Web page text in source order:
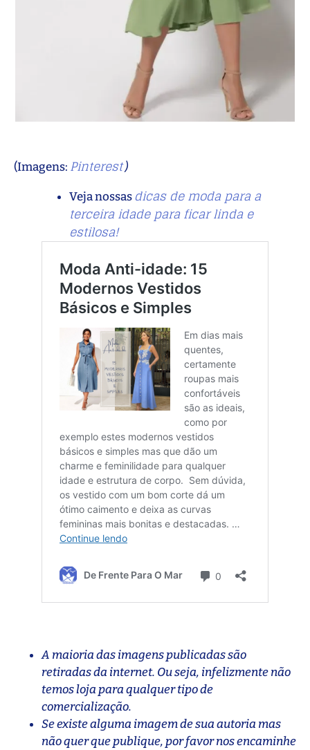
(Imagens: Pinterest)
Veja nossas dicas de moda para a
terceira idade para ficar linda e
estilosa!
A maioria das imagens publicadas são
retiradas da internet. Ou seja, infelizmente não
temos loja para qualquer tipo de
comercialização.
Se existe alguma imagem de sua autoria mas
não quer que publique, por favor nos encaminhe